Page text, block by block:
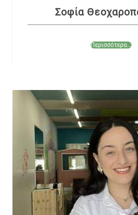
Σοφία
Περισσότερα...